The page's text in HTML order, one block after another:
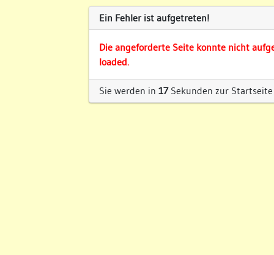
Ein Fehler ist aufgetreten!
Die angeforderte Seite konnte nicht
loaded.
Sie werden in 17Sekunden zur